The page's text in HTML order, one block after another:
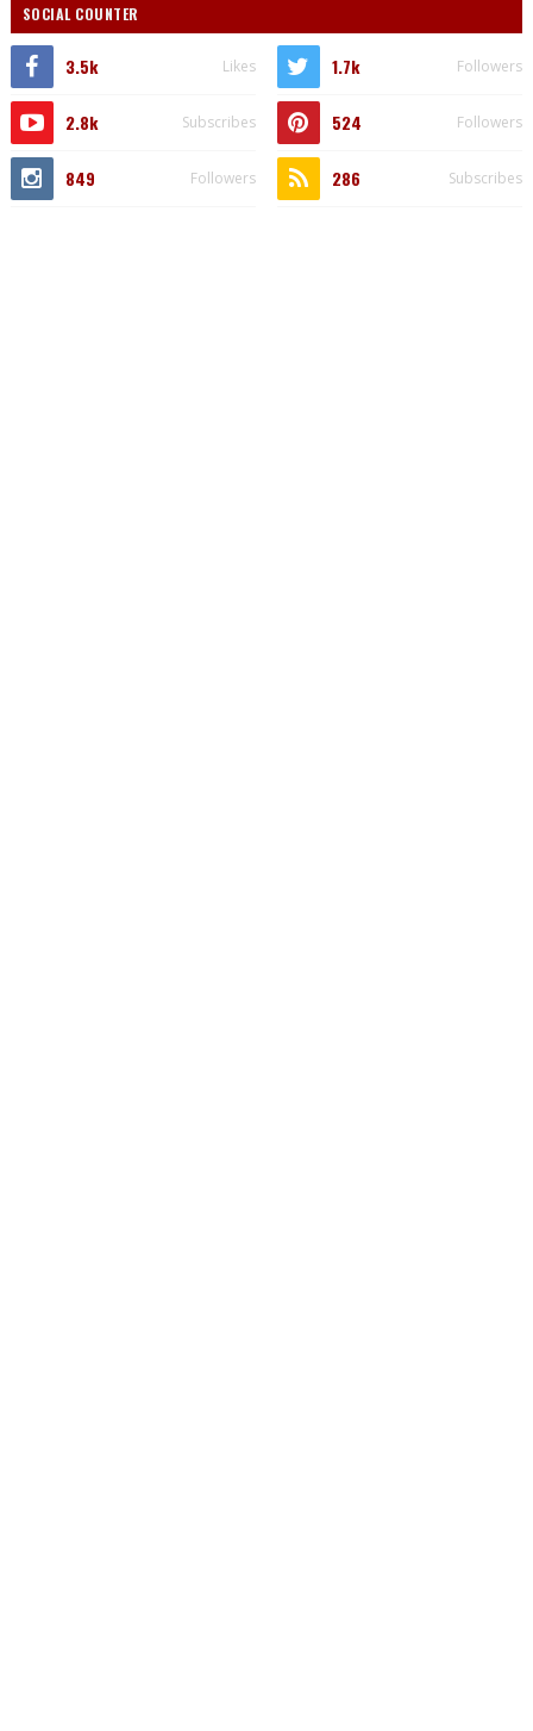
SOCIAL COUNTER
3.5k Likes 1.7k Followers
2.8k Subscribes 524 Followers
849 Followers 286 Subscribes